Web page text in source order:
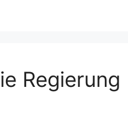
Regierung